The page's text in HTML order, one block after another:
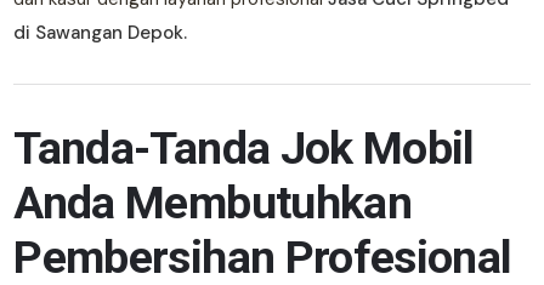
di Sawangan Depok.
Tanda-Tanda Jok Mobil
Anda Membutuhkan
Pembersihan Profesional